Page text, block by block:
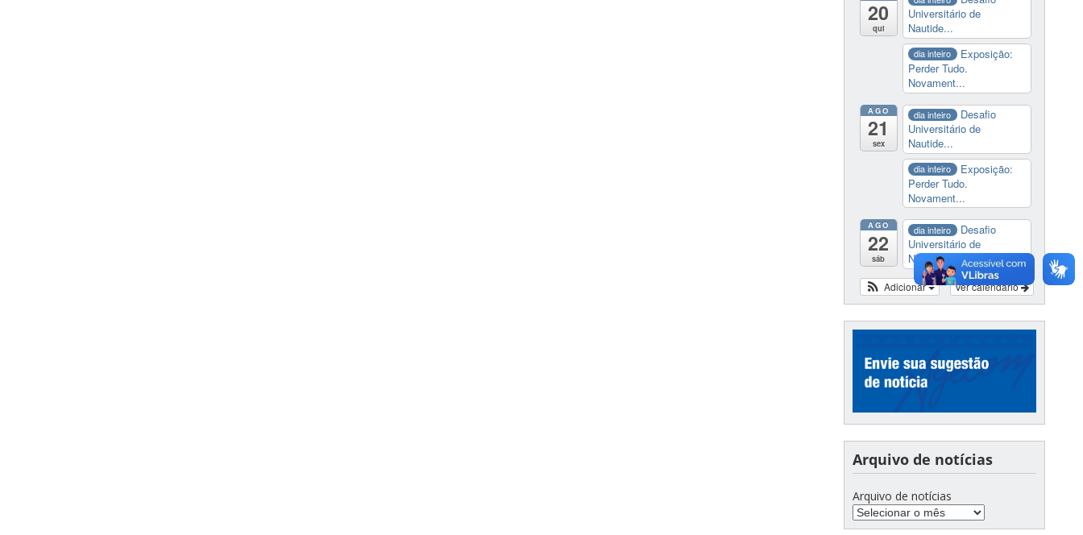
20
qui
Universitário de
Nautide...
dia inteiro
Exposição:
Perder Tudo.
Novament...
AGO
21
sex
dia inteiro
Desafio
Universitário de
Nautide...
dia inteiro
Exposição:
Perder Tudo.
Novament...
AGO
22
sáb
dia inteiro
Desafio
Universitário de
Nautide...
Ver calendário
Adicionar
Arquivo de notícias
Arquivo de notícias